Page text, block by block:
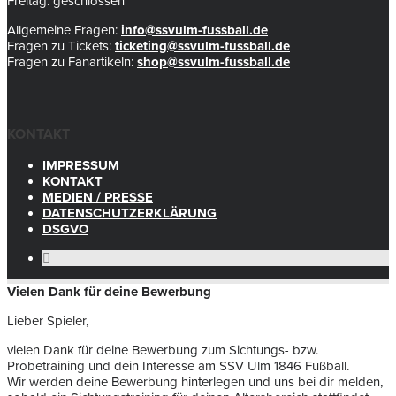
Allgemeine Fragen: info@ssvulm-fussball.de
Fragen zu Tickets: ticketing@ssvulm-fussball.de
Fragen zu Fanartikeln: shop@ssvulm-fussball.de
KONTAKT
IMPRESSUM
KONTAKT
MEDIEN / PRESSE
DATENSCHUTZERKLÄRUNG
DSGVO
Vielen Dank für deine Bewerbung
Lieber Spieler,
vielen Dank für deine Bewerbung zum Sichtungs- bzw.
Probetraining und dein Interesse am SSV Ulm 1846 Fußball.
Wir werden deine Bewerbung hinterlegen und uns bei dir melden,